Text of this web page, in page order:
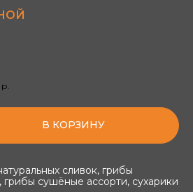
В КОРЗИНУ
сливок, грибы
сушёные ассорти, сухарики